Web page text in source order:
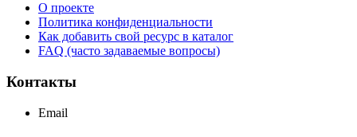
О проекте
Политика конфиденциальности
Как добавить свой ресурс в каталог
FAQ (часто задаваемые вопросы)
Контакты
Email